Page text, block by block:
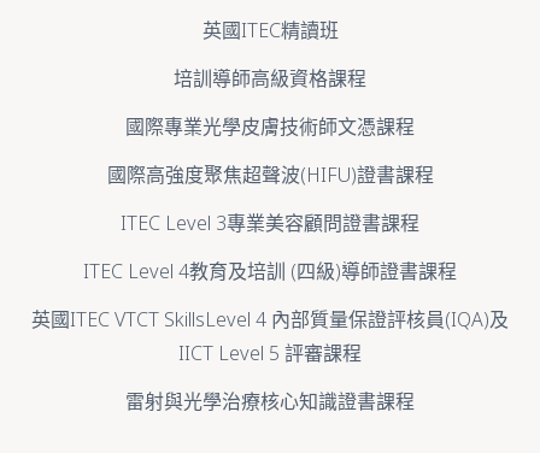
英國ITEC精讀班
培訓導師高級資格課程
國際專業光學皮膚技術師文憑課程
國際高強度聚焦超聲波(HIFU)證書課程
ITEC Level 3專業美容顧問證書課程
ITEC Level 4教育及培訓 (四級)導師證書課程
英國ITEC VTCT SkillsLevel 4 內部質量保證評核員(IQA)及
IICT Level 5 評審課程
雷射與光學治療核心知識證書課程